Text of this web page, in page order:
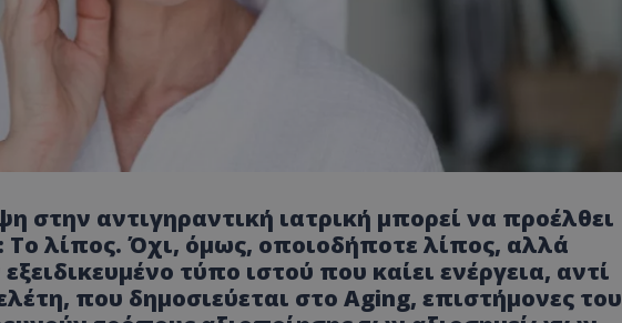
στην αντιγηραντική ιατρική μπορεί να προέλθει
λίπος. Όχι, όμως, οποιοδήποτε λίπος, αλλά
τύπο ιστού που καίει ενέργεια, αντί
που δημοσιεύεται στο Aging, επιστήμονες του